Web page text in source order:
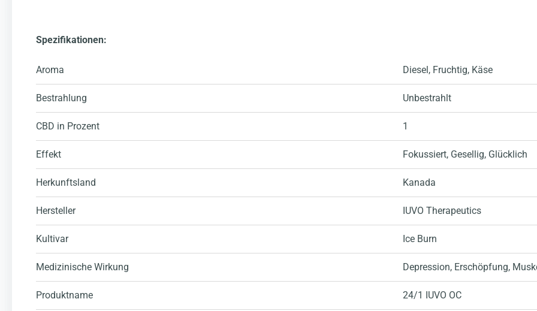
Spezifikationen:
Aroma Diesel, Fruchtig, Käse
Bestrahlung Unbestrahlt
CBD in Prozent 1
Effekt Fokussiert, Gesellig, Glücklich
Herkunftsland Kanada
Hersteller IUVO Therapeutics
Kultivar Ice Burn
Medizinische Wirkung Depression, Erschöpfung,
Produktname 24/1 IUVO OC